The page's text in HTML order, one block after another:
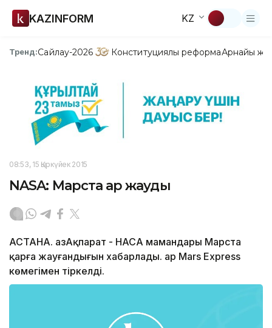
KAZINFORM KZ
Тренд:Сайлау-2026 Конституциялық реформаАрнайы
08:53, 15 Қыркүйек 2015
NASA: Марста қар жауды
АСТАНА. ҚазАқпарат - НАСА мамандары Марста
қарға жауғандығын хабарлады. Қар Mars Express
көмегімен тіркелді.